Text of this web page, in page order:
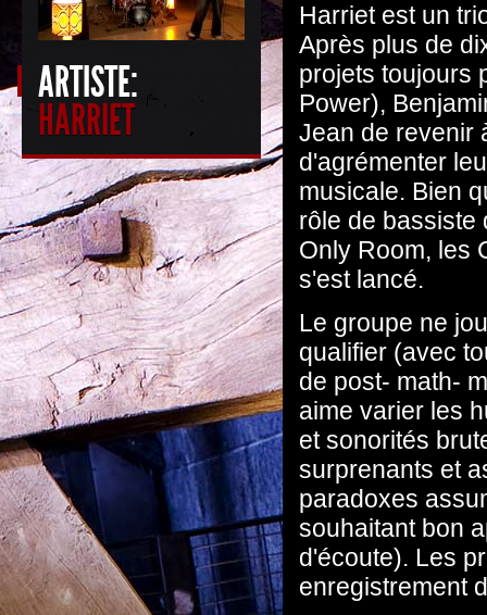
ARTISTE:
HARRIET
Harriet est un
Après plus de
projets toujours
Power),
Jean de revenir
d'agrémenter
musicale. Bien
rôle de bassiste
Only Room, les
s'est lancé.
Le groupe ne
qualifier (avec
de post- math-
aime varier les
et sonorités
surprenants et
paradoxes
souhaitant bon
d'écoute). Les
enregistrement